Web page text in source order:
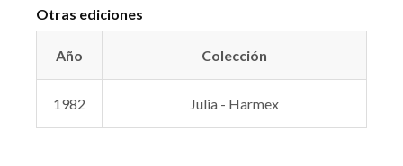
Otras ediciones
Año Colección
1982 Julia - Harmex